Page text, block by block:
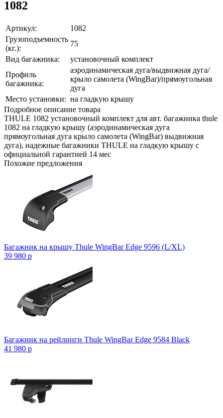
1082
Артикул:
1082
Грузоподъемность
(кг.):
75
Вид багажника:
установочный комплект
Профиль
багажника:
аэродинамическая дуга/выдвижная дуга/
крыло самолета (WingBar)/прямоугольная
дуга
Место установки: на гладкую крышу
Подробное описание товара
THULE 1082 установочный комплект для авт. багажника thule
1082 на гладкую крышу (аэродинамическая дуга
прямоугольная дуга крыло самолета (WingBar) выдвижная
дуга), надежные багажники THULE на гладкую крышу с
официальной гарантией 14 мес
Похожие предложения
Багажник на крышу Thule WingBar Edge 9596 (L/XL)
39 980 p
Багажник на рейлинги Thule WingBar Edge 9584 Black
41 980 p